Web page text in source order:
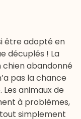
être adopté en
décuplés ! La
chien abandonné
pas la chance
animaux de
à problèmes,
simplement